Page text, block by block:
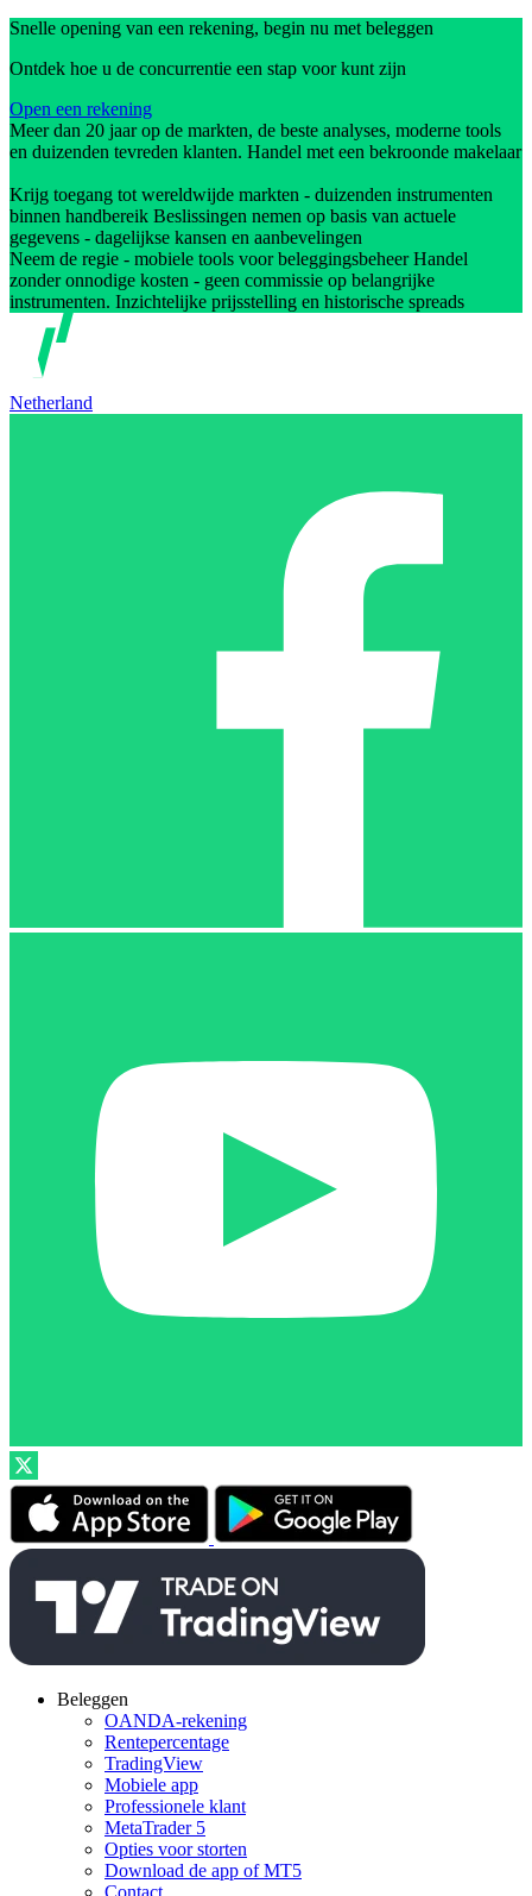
Snelle opening van een rekening, begin nu met beleggen
Ontdek hoe u de concurrentie een stap voor kunt zijn
Open een rekening
Meer dan 20 jaar op de markten, de beste analyses, moderne tools
en duizenden tevreden klanten. Handel met een bekroonde makelaar
Krijg toegang tot wereldwijde markten - duizenden instrumenten
binnen handbereik Beslissingen nemen op basis van actuele
gegevens - dagelijkse kansen en aanbevelingen
Neem de regie - mobiele tools voor beleggingsbeheer Handel
zonder onnodige kosten - geen commissie op belangrijke
instrumenten. Inzichtelijke prijsstelling en historische spreads
Netherland
Beleggen
OANDA-rekening
Rentepercentage
TradingView
Mobiele app
Professionele klant
MetaTrader 5
Opties voor storten
Download de app of MT5
Contact